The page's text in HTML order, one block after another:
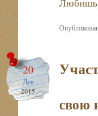
20
Дек
2015
свою